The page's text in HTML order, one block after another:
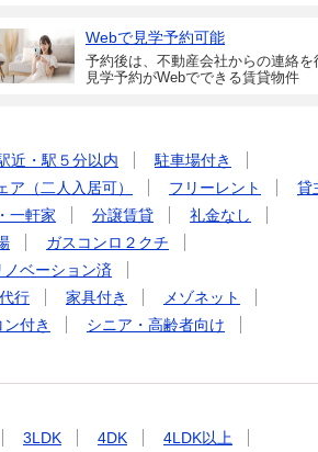
Webで見学予約可能
予約後は、不動産会社からの連絡を
見学予約がWebでできる賃貸物件
近・駅５分以内
駐車場付き
ア（二人入居可） フリーレント
貸
一軒家 分譲賃貸
礼金なし
ガスコンロ２クチ
ノベーション済
行 家具付き
メゾネット
付き
シニア・高齢者向け
3LDK 4DK
4LDK以上